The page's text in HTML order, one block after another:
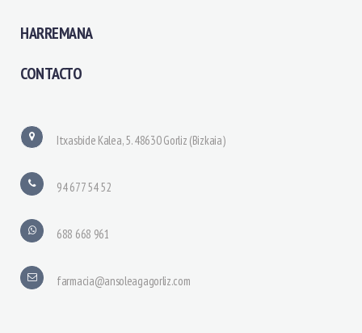
HARREMANA
CONTACTO
Itxasbide Kalea, 5. 48630 Gorliz (Bizkaia)
94 677 54 52
688 668 961
farmacia@ansoleagagorliz.com